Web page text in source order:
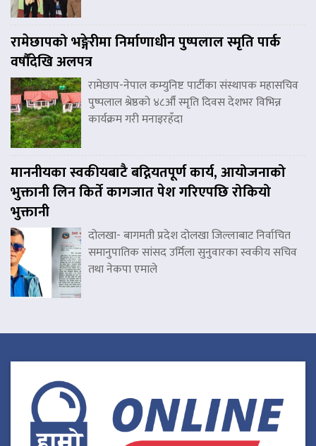
रामेछापको भङ्गेरीमा निर्माणाधीन पुष्पलाल स्मृति पार्क
वर्षौंदेखि अलपत्र
रामेछाप-नेपाल कम्युनिष्ट पार्टीका संस्थापक महासचिव
पुष्पलाल श्रेष्ठको ४८औँ स्मृति दिवस देशभर विभिन्न
कार्यक्रम गरी मनाइरहँदा
माननीयका स्वकीयबाटै बद्नियतपूर्ण कार्य, आयोजनाको
भुक्तानी लिन किर्ते कागजात पेश गरिएपछि रोकियो
भुक्तानी
दोलखा- बागमती प्रदेश दोलखा जिल्लाबाट निर्वाचित
समानुपातिक सांसद उर्मिला सुनुवारका स्वकीय सचिव
तथा नेकपा एमाले